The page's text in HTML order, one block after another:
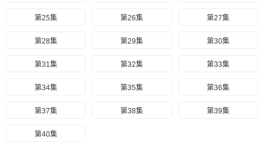
第25集 第26集 第27集
第28集 第29集 第30集
第31集 第32集 第33集
第34集 第35集 第36集
第37集 第38集 第39集
第40集